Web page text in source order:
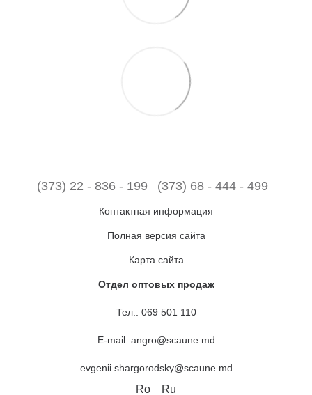
(373) 22 - 836 - 199 (373) 68 - 444 - 499
Контактная информация
Полная версия сайта
Карта сайта
Отдел оптовых продаж
Тел.: 069 501 110
E-mail: angro@scaune.md
evgenii.shargorodsky@scaune.md
Ro Ru